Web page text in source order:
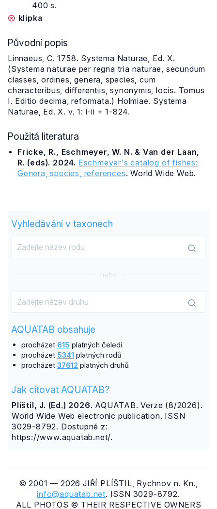
400 s.
klipka
Původní popis
Linnaeus, C. 1758. Systema Naturae, Ed. X.
(Systema naturae per regna tria naturae, secundum
classes, ordines, genera, species, cum
characteribus, differentiis, synonymis, locis. Tomus
I. Editio decima, reformata.) Holmiae. Systema
Naturae, Ed. X. v. 1: i-ii + 1-824.
Použitá literatura
Fricke, R., Eschmeyer, W. N. & Van der Laan,
R. (eds). 2024. Eschmeyer's catalog of fishes:
Genera, species, references. World Wide Web.
Vyhledávání v taxonech
nebo
AQUATAB obsahuje
procházet 615 platných čeledí
procházet 5341 platných rodů
procházet 37612 platných druhů
Jak citovat AQUATAB?
Plíštil, J. (Ed.) 2026. AQUATAB. Verze (8/2026).
World Wide Web electronic publication. ISSN
3029-8792. Dostupné z:
https://www.aquatab.net/.
© 2001 — 2026 JIŘÍ PLÍŠTIL, Rychnov n. Kn.,
info@aquatab.net. ISSN 3029-8792.
ALL PHOTOS © THEIR RESPECTIVE OWNERS